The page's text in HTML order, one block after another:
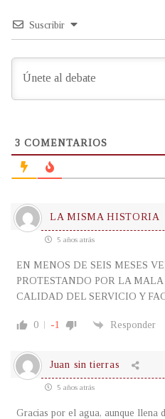
Suscribir
3 COMENTARIOS
LA MISMA HISTORIA
5 años atrás
EN MENOS DE SEIS MESES
PROTESTANDO POR LA
CALIDAD DEL SERVICIO Y
0 -1 Responder
Juan sin tierras
5 años atrás
Gracias por el agua, aunque llena